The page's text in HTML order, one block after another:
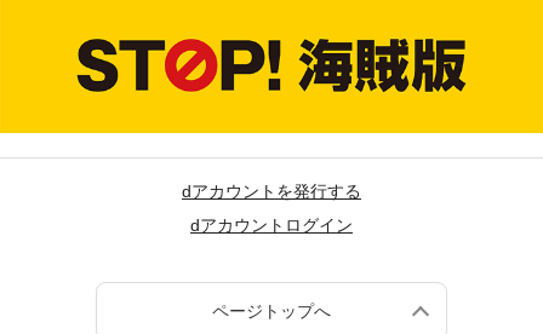
dアカウントを発行する
dアカウントログイン
ページトップへ